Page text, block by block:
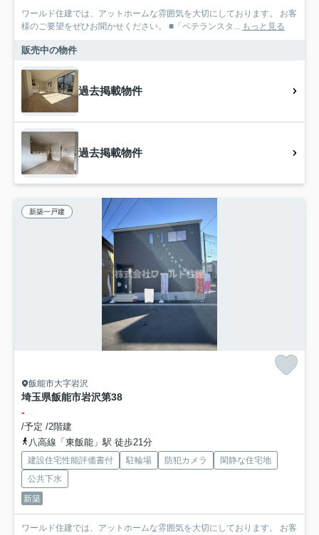
ワールド住建では、アットホームな雰囲気を大切にしております。 お客
様のご要望をぜひお聞かせください。 ■「ベテランスタ... もっと見る
販売中の物件
過去掲載物件
過去掲載物件
新築一戸建
飯能市大字岩沢
埼玉県飯能市岩沢第38
-
/予定 /2階建
八高線「東飯能」駅 徒歩21分
建設住宅性能評価書付 駐輪場 防犯カメラ
閑静な住宅地
公共下水
新築
ワールド住建では、アットホームな雰囲気を大切にしております。 お客